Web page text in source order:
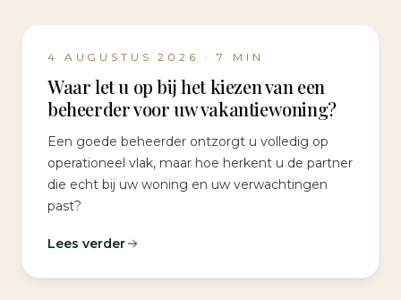
4 AUGUSTUS 2026 ·7 MIN
Waar let u op bij het kiezen van een
beheerder voor uw vakantiewoning?
Een goede beheerder ontzorgt u volledig op
operationeel vlak, maar hoe herkent u de partner
die echt bij uw woning en uw verwachtingen
past?
Lees verder